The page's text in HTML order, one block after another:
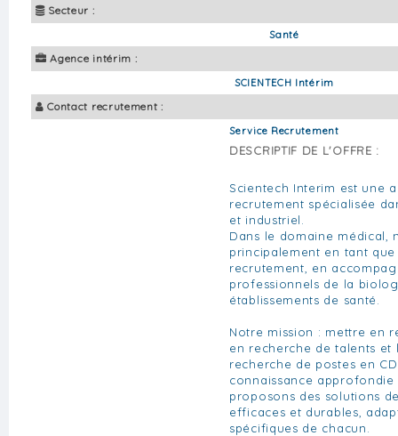
Secteur :
Santé
Agence intérim :
SCIENTECH Intérim
Contact recrutement :
Service Recrutement
DESCRIPTIF DE L'OFFRE :
Scientech Interim est une
recrutement spécialisée
et industriel.
Dans le domaine médical,
principalement en tant
recrutement, en
professionnels de la
établissements de santé.
Notre mission : mettre en
en recherche de talents et
recherche de postes en
connaissance
proposons des solutions
efficaces et durables,
spécifiques de chacun.